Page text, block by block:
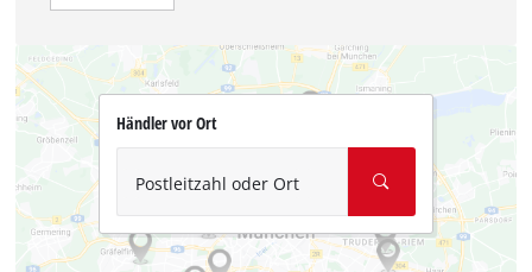
Händler vor Ort
Postleitzahl oder Ort